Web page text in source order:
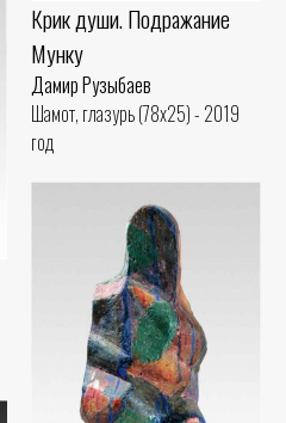
Крик души. Подражание
Мунку
Дамир Рузыбаев
Шамот, глазурь (78x25) - 2019
год